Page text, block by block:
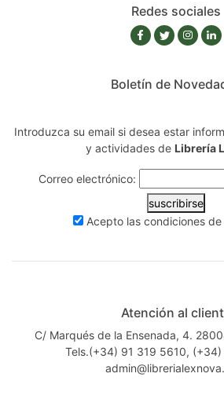
Redes sociales
Boletín de
Introduzca su email si desea estar
y actividades de Librería
Correo electrónico:
suscribirse
Acepto las condiciones
Atención al
C/ Marqués de la Ensenada, 4.
Tels.(+34) 91 319 5610, (+34)